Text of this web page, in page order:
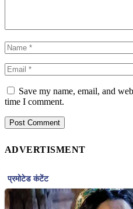
Save my name, email, and
time I comment.
ADVERTISMENT